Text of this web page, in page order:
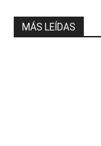
MÁS LEÍDAS